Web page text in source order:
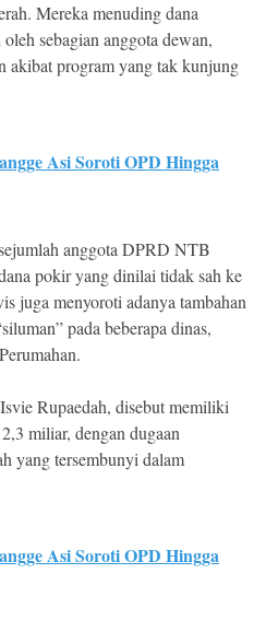
Mereka menuding dana
sebagian anggota dewan,
akibat program yang tak kunjung
Asi Soroti OPD Hingga
anggota DPRD NTB
pokir yang dinilai tidak sah ke
juga menyoroti adanya tambahan
pada beberapa dinas,
Rupaedah, disebut memiliki
miliar, dengan dugaan
yang tersembunyi dalam
Asi Soroti OPD Hingga